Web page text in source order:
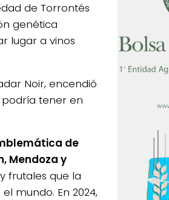
de Torrontés
genética
lugar a vinos
Noir, encendió
tener en
de
Mendoza y
frutales que la
mundo. En 2024,